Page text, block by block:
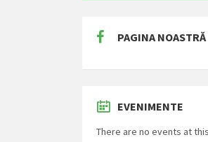
PAGINA
EVENIMENTE
There are no events at